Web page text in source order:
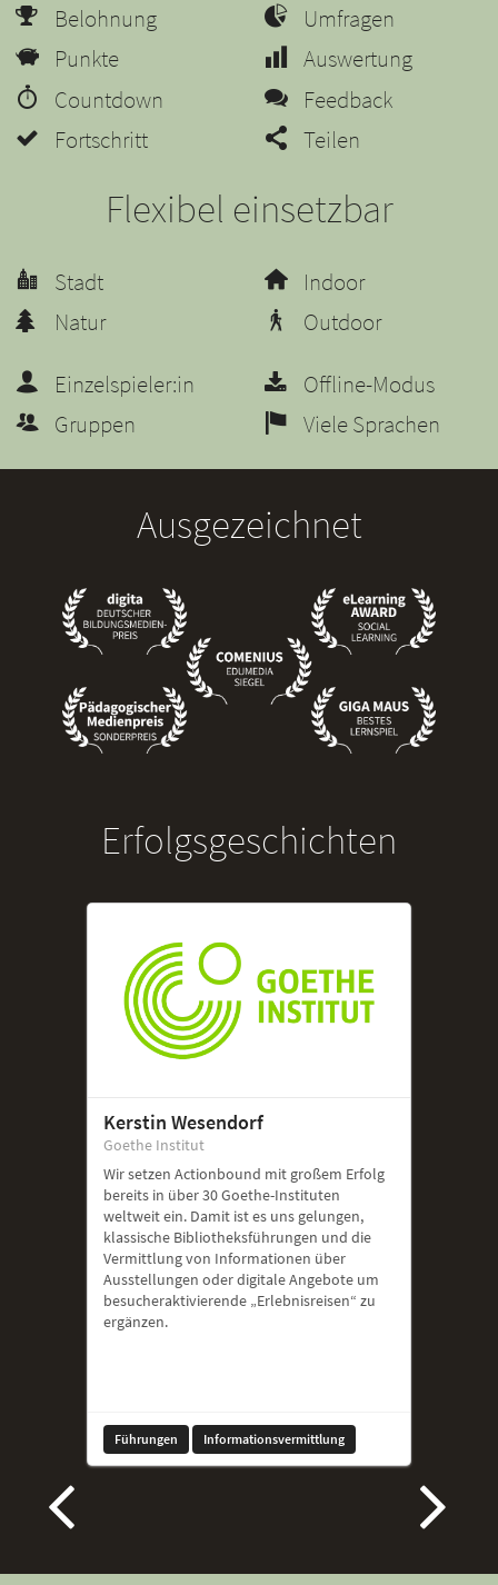
Belohnung
Punkte
Countdown
Fortschritt
Umfragen
Auswertung
Feedback
Teilen
Flexibel einsetzbar
Stadt
Natur
Indoor
Outdoor
Einzelspieler:in
Gruppen
Offline-Modus
Viele Sprachen
Ausgezeichnet
Erfolgsgeschichten
Kerstin Wesendorf
Goethe Institut
Wir setzen Actionbound mit großem Erfolg
bereits in über 30 Goethe-Instituten
weltweit ein. Damit ist es uns gelungen,
klassische Bibliotheksführungen und die
Vermittlung von Informationen über
Ausstellungen oder digitale Angebote um
besucheraktivierende „Erlebnisreisen“ zu
ergänzen.
Führungen Informationsvermittlung